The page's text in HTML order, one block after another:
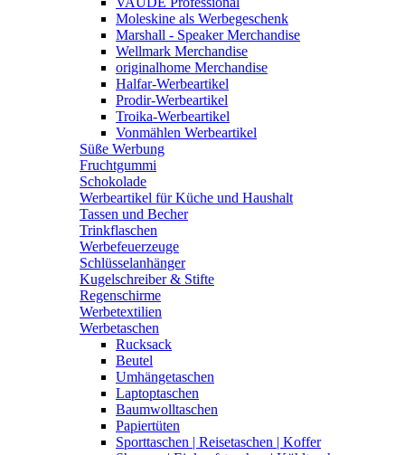
Moleskine als Werbegeschenk
Marshall - Speaker Merchandise
Wellmark Merchandise
originalhome Merchandise
Halfar-Werbeartikel
Prodir-Werbeartikel
Troika-Werbeartikel
Vonmählen Werbeartikel
Süße Werbung
Fruchtgummi
Schokolade
Werbeartikel für Küche und Haushalt
Tassen und Becher
Trinkflaschen
Werbefeuerzeuge
Schlüsselanhänger
Kugelschreiber & Stifte
Regenschirme
Werbetextilien
Werbetaschen
Rucksack
Beutel
Umhängetaschen
Laptoptaschen
Baumwolltaschen
Papiertüten
Sporttaschen | Reisetaschen | Koffer